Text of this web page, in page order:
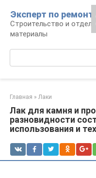
контенту
Эксперт по
Строительство и
материалы
Главная » Лаки
Лак для камня и
разновидности
использования и